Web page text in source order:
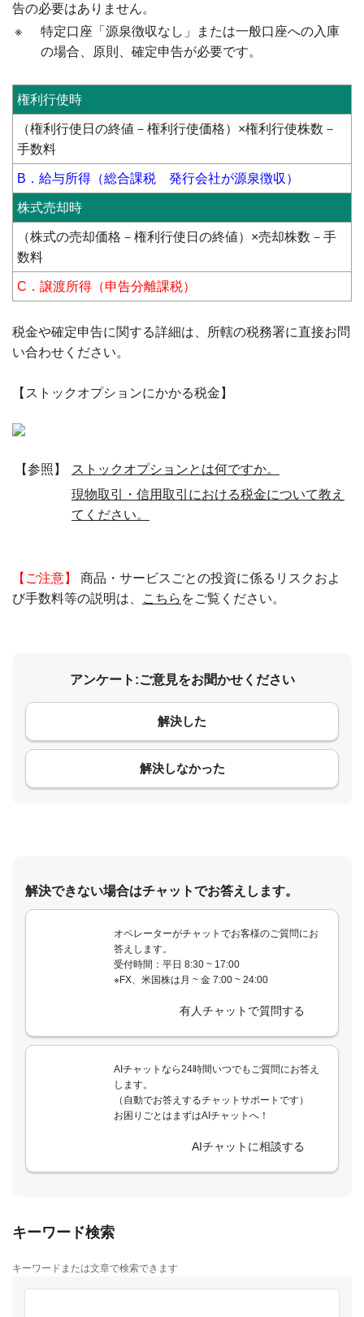
告の必要はありません。
※
特定口座「源泉徴収なし」または一般口座への入庫
の場合、原則、確定申告が必要です。
権利行使時
（権利行使日の終値－権利行使価格）×権利行使株数－
手数料
B．給与所得（総合課税 発行会社が源泉徴収）
株式売却時
（株式の売却価格－権利行使日の終値）×売却株数－手
数料
C．譲渡所得（申告分離課税）
税金や確定申告に関する詳細は、所轄の税務署に直接お問
い合わせください。
【ストックオプションにかかる税金】
【参照】
ストックオプションとは何ですか。
現物取引・信用取引における税金について教え
てください。
【ご注意】
商品・サービスごとの投資に係るリスクおよ
び手数料等の説明は、
こちら をご覧ください。
アンケート:ご意見をお聞かせください
解決した
解決しなかった
コメント
解決できない場合はチャットでお答えします。
オペレーターがチャットでお客様のご質問にお
答えします。
受付時間：平日 8:30 ~ 17:00
※FX、米国株は月 ~ 金 7:00 ~ 24:00
有人チャットで質問する
AIチャットなら24時間いつでもご質問にお答え
します。
（自動でお答えするチャットサポートです）
お困りごとはまずはAIチャットへ！
AIチャットに相談する
キーワード検索
キーワードまたは文章で検索できます